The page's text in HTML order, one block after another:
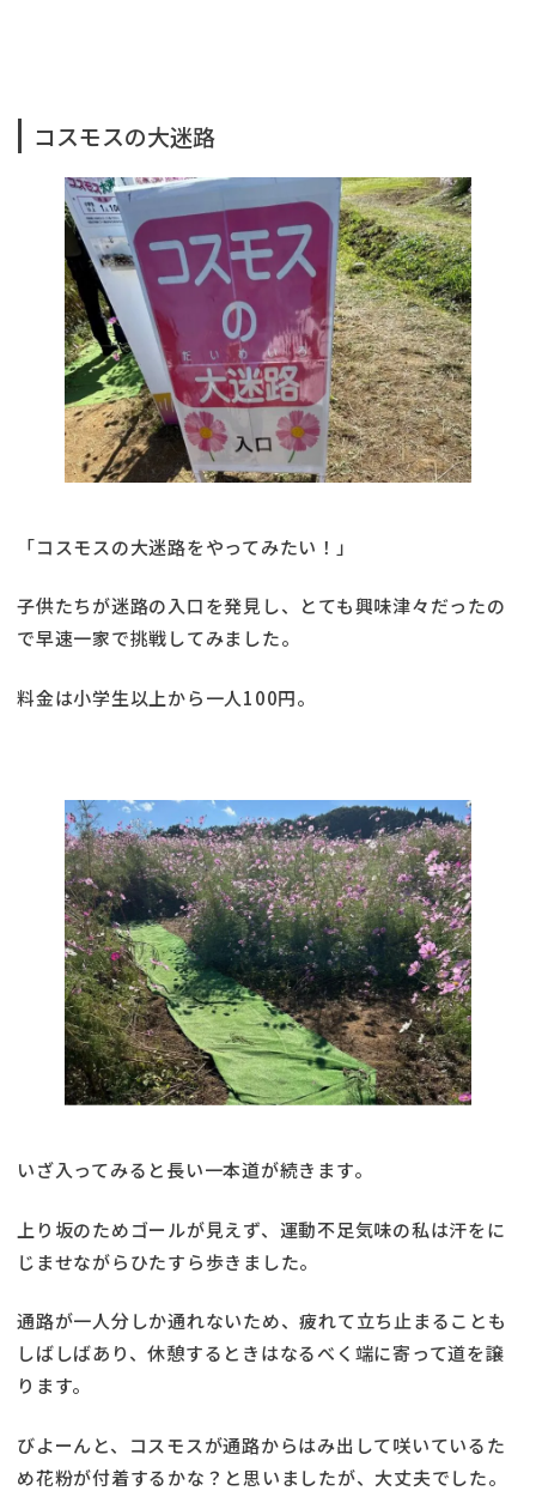
コスモスの大迷路
「コスモスの大迷路をやってみたい！」
子供たちが迷路の入口を発見し、とても興味津々だったの
で早速一家で挑戦してみました。
料金は小学生以上から一人100円。
いざ入ってみると長い一本道が続きます。
上り坂のためゴールが見えず、運動不足気味の私は汗をに
じませながらひたすら歩きました。
通路が一人分しか通れないため、疲れて立ち止まることも
しばしばあり、休憩するときはなるべく端に寄って道を譲
ります。
びよーんと、コスモスが通路からはみ出して咲いているた
め花粉が付着するかな？と思いましたが、大丈夫でした。